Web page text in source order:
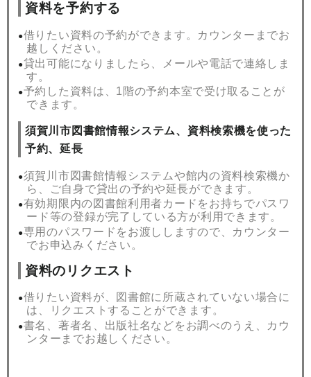
資料を予約する
借りたい資料の予約ができます。カウンターまでお
越しください。
貸出可能になりましたら、メールや電話で連絡しま
す。
予約した資料は、1階の予約本室で受け取ることが
できます。
須賀川市図書館情報システム、資料検索機を使った
予約、延長
須賀川市図書館情報システムや館内の資料検索機か
ら、ご自身で貸出の予約や延長ができます。
有効期限内の図書館利用者カードをお持ちでパスワ
ード等の登録が完了している方が利用できます。
専用のパスワードをお渡ししますので、カウンター
でお申込みください。
資料のリクエスト
借りたい資料が、図書館に所蔵されていない場合に
は、リクエストすることができます。
書名、著者名、出版社名などをお調べのうえ、カウ
ンターまでお越しください。